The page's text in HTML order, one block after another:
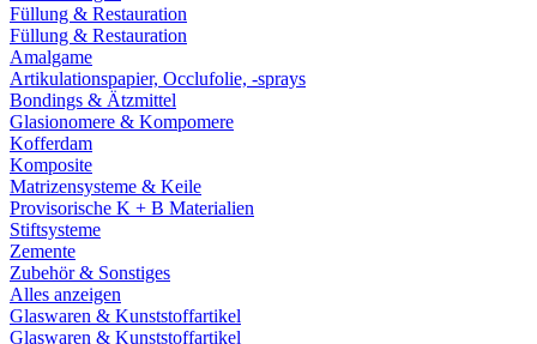
Füllung & Restauration
Füllung & Restauration
Amalgame
Artikulationspapier, Occlufolie, -sprays
Bondings & Ätzmittel
Glasionomere & Kompomere
Kofferdam
Komposite
Matrizensysteme & Keile
Provisorische K + B Materialien
Stiftsysteme
Zemente
Zubehör & Sonstiges
Alles anzeigen
Glaswaren & Kunststoffartikel
Glaswaren & Kunststoffartikel